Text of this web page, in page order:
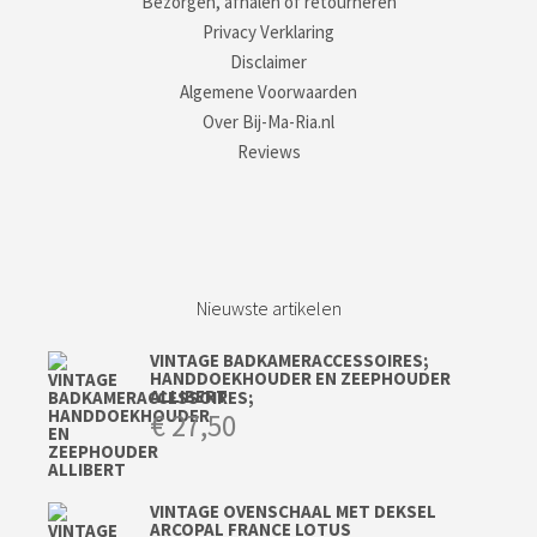
Privacy Verklaring
Disclaimer
Algemene Voorwaarden
Over Bij-Ma-Ria.nl
Reviews
Nieuwste artikelen
VINTAGE BADKAMERACCESSOIRES;
HANDDOEKHOUDER EN ZEEPHOUDER
ALLIBERT
€27,50
VINTAGE OVENSCHAAL MET DEKSEL
ARCOPAL FRANCE LOTUS